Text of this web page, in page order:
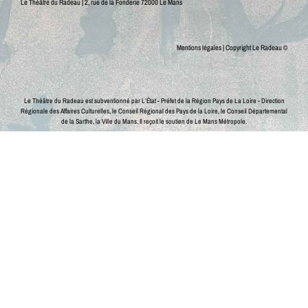
Mentions légales| Copyright Le Radeau ©
Le Théâtre du Radeau est subventionné par L’État - Préfet de la Région Pays de La Loire - Direction
Régionale des Affaires Culturelles, le Conseil Régional des Pays de la Loire, le Conseil Départemental
de la Sarthe, la Ville du Mans.Il reçoit le soutien de Le Mans Métropole.